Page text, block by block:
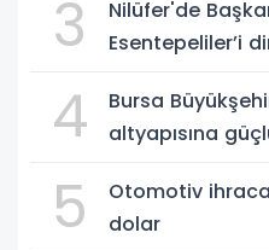
3
Nilüfer'de
Esentepeliler’i
4
Bursa
altyapısına
5
Otomotiv
dolar